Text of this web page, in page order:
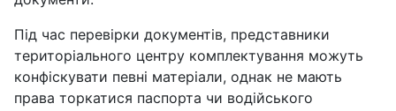
Під час перевірки документів, представники
територіального центру комплектування можуть
конфіскувати певні матеріали, однак не мають
права торкатися паспорта чи водійського